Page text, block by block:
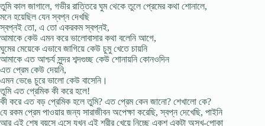
তুমি কাল জাগালে, গভীর রাত্তিরে ঘুম থেকে তুলে প্রেমের কথা শোনালে,
মনে হয়েছিল যেন স্বপ্ন দেখছি
স্বপ্নই তো, এ তো একরকম স্বপ্নই,
আমাকে কেউ এমন করে ভালোবাসার কথা বলেনি আগে,
ঘুমের মেয়েকে এভাবে জাগিয়ে কেউ চুমু খেতে চায়নি
আমাকে এত আশ্চর্য সুন্দর শব্দগুচ্ছ কেউ শোনায়নি কোনওদিন
এত প্রেম কেউ দেয়নি,
এমন ভেঙে চুরে ভালো কেউ বাসেনি।
তুমি এত প্রেমিক কী করে হলে!
কী করে এত বড় প্রেমিক হলে তুমি? এত প্রেম কেন জানো? শেখালো কে?
যে রকম প্রেম পাওয়ার জন্য সারাজীবন অপেক্ষা করেছি, স্বপ্ন দেখেছি, পাইনি
আর এই শেষ বয়সে এসে যখন এই শরীর খেয়ে নিচ্ছে একশ একটা অসুখ-পোকা